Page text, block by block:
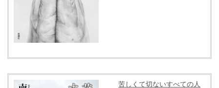
苦しくて切ないすべての人